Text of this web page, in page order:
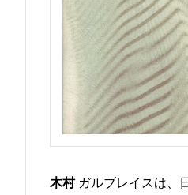
木村ガルブレイスは、